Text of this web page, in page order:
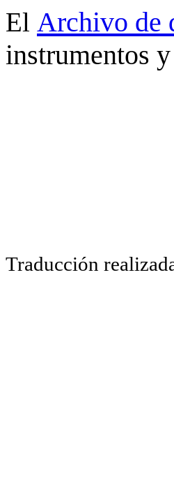
El Archivo de
instrumentos
Traducción